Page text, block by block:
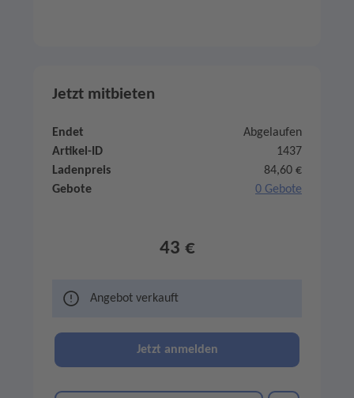
Jetzt mitbieten
Endet
Abgelaufen
Artikel-ID
1437
Ladenpreis
84,60 €
Gebote
0 Gebote
43 €
Angebot verkauft
Jetzt anmelden